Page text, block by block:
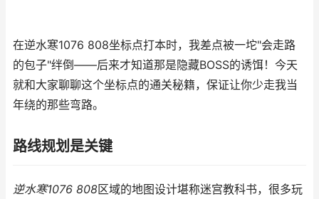
在逆水寒1076 808坐标点打本时，我差点被一坨"会走路
的包子"绊倒——后来才知道那是隐藏BOSS的诱饵！今天
就和大家聊聊这个坐标点的通关秘籍，保证让你少走我当
年绕的那些弯路。
路线规划是关键
逆水寒1076 808区域的地图设计堪称迷宫教科书，很多玩